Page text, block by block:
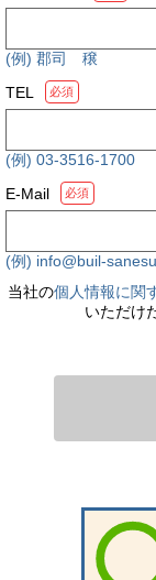
(例) 郡司 穣
TEL
必須
(例) 03-3516-1700
E-Mail
必須
(例) info@buil-
当社の個人情報に関
いただけ